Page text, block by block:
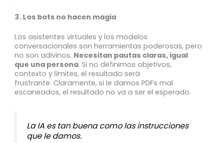
3. Los bots no hacen magia
Los asistentes virtuales y los modelos
conversacionales son herramientas poderosas, pero
no son adivinos. Necesitan pautas claras, igual
que una persona. Si no definimos objetivos,
contexto y límites, el resultado será
frustrante. Claramente, si le damos PDFs mal
escaneados, el resultado no va a ser el esperado.
La IA es tan buena como las instrucciones
que le damos.